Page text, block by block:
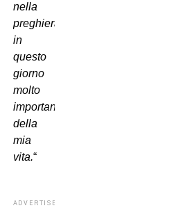
nella
preghiera
in
questo
giorno
molto
importante
della
mia
vita.“
ADVERTISEMENT